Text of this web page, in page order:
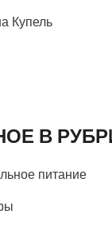
Купель
В
питание